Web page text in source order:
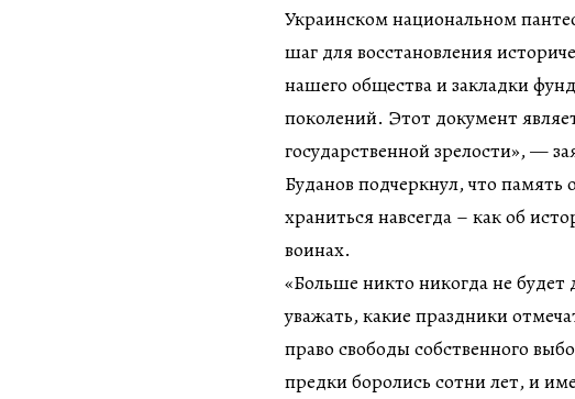
Украинском национальном
шаг для восстановления
нашего общества и закладки
поколений. Этот документ
государственной зрелости», —
Буданов подчеркнул, что память
храниться навсегда – как об
воинах.
«Больше никто никогда не будет
уважать, какие праздники
право свободы собственного
предки боролись сотни лет, и